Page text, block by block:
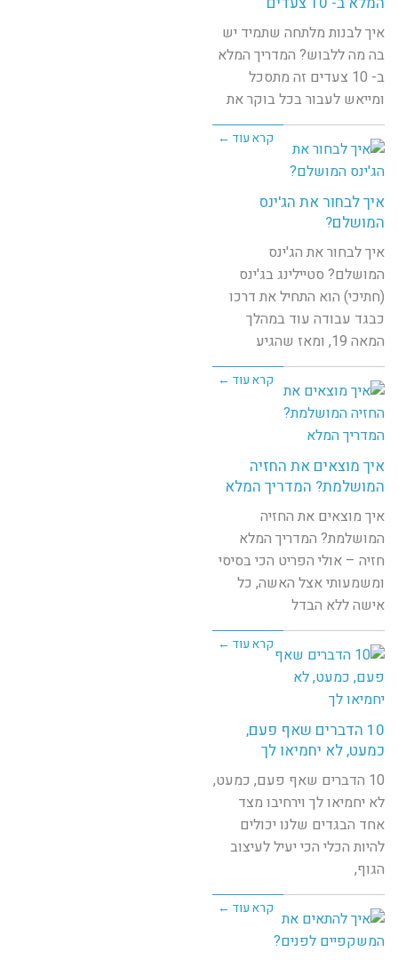
איך לבנות מלתחה שתמיד יש
בה מה ללבוש? המדריך המלא
ב- 10 צעדים זה מתסכל
ומייאש לעבור בכל בוקר את
קרא עוד ←
איך לבחור את הג'ינס
המושלם?
איך לבחור את הג'ינס
המושלם? סטיילינג בג'ינס
(חתיכי) הוא התחיל את דרכו
כבגד עבודה עוד במהלך
המאה 19, ומאז שהגיע
קרא עוד ←
איך מוצאים את החזיה
המושלמת? המדריך המלא
איך מוצאים את החזיה
המושלמת? המדריך המלא
חזיה – אולי הפריט הכי בסיסי
ומשמעותי אצל האשה, כל
אישה ללא הבדל
קרא עוד ←
10 הדברים שאף פעם,
כמעט, לא יחמיאו לך
10 הדברים שאף פעם, כמעט,
לא יחמיאו לך וירחיבו מצד
אחד הבגדים שלנו יכולים
להיות הכלי הכי יעיל לעיצוב
הגוף,
קרא עוד ←